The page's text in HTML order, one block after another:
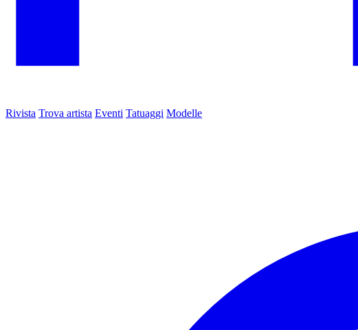
Rivista Trova artista Eventi Tatuaggi Modelle